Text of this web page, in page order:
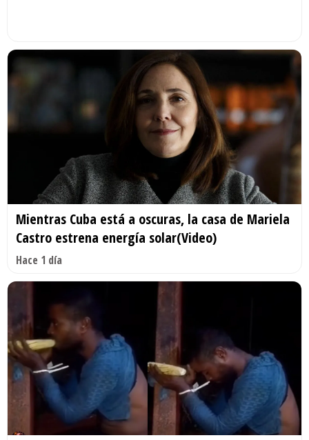
Mientras Cuba está a oscuras, la casa de Mariela
Castro estrena energía solar(Video)
Hace 1 día